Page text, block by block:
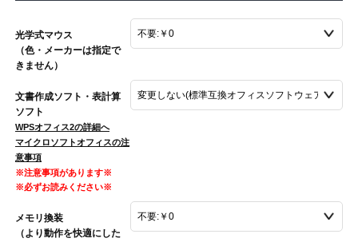
光学式マウス
（色・メーカーは指定で
きません）
文書作成ソフト・表計算
ソフト
WPSオフィス2の詳細へ
マイクロソフトオフィスの注
意事項
※注意事項があります※
※必ずお読みください※
メモリ換装
（より動作を快適にした